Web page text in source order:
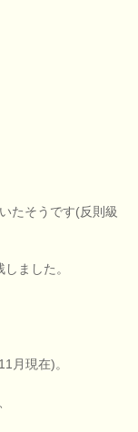
たそうです(反則級
ました。
月現在)。